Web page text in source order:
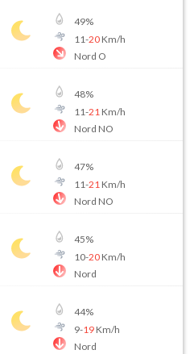
49%
11-20Km/h
Nord O
48%
11-21 Km/h
Nord NO
47%
11-21 Km/h
Nord NO
45%
10-20Km/h
Nord
44%
9-19Km/h
Nord